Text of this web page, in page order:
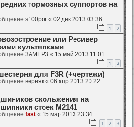
тормозных суппортов на
s100por « 02 дек 2013 03:36
1 2
или Ресивер
культяпками
3AMEP3 « 15 май 2013 11:01
1 2
для F3R (+чертежи)
верняк « 06 апр 2013 20:22
скольжения на
стоек М2141
fast « 15 мар 2013 23:34
1 2 3